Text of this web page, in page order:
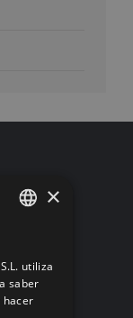
ENGLISH
FRENCH
×
utiliza
saber
hacer